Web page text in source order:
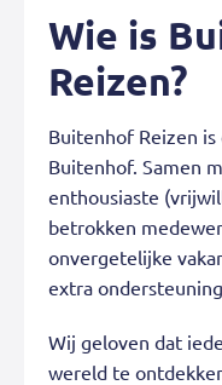
Wie is
Reizen?
Buitenhof Reizen
Buitenhof. Samen
enthousiaste
betrokken
onvergetelijke
extra
Wij geloven dat
wereld te